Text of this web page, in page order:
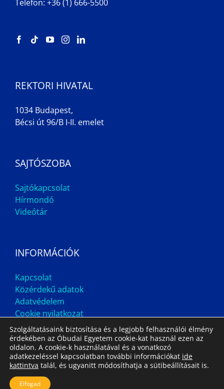
Telefon: +36 (1) 666-5500
REKTORI HIVATAL
1034 Budapest,
Bécsi út 96/B I-II. emelet
SAJTÓSZOBA
Sajtókapcsolat
Hírmondó
Videótár
INFORMÁCIÓK
Kapcsolat
Közérdekű adatok
Adatvédelem
Cookie nyilatkozat
Impresszum
Szolgáltatásaink biztosítása és a legjobb felhasználói élmény
érdekében az Óbudai Egyetem cookie-kat használ ezen az
oldalon. A cookie-k használatával és a vonatkozó
adatkezeléssel kapcsolatban további információkat ide
kattintva talál, és ugyanitt módosíthatja a sütibeállításait is.
Elfogad